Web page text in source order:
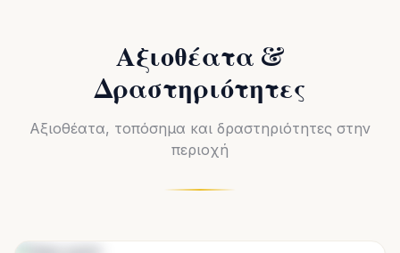
Αξιοθέατα &
Δραστηριότητες
Αξιοθέατα, τοπόσημα και δραστηριότητες στην
περιοχή